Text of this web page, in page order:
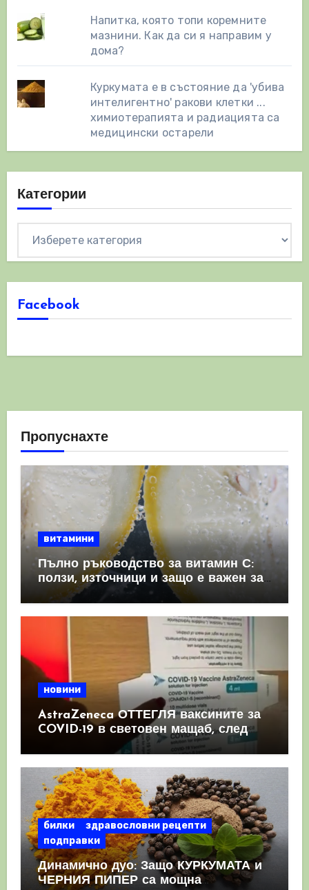
Напитка, която топи коремните
мазнини. Как да си я направим у
дома?
Куркумата е в състояние да 'убива
интелигентно' ракови клетки ...
химиотерапията и радиацията са
медицински остарели
Категории
Facebook
Пропуснахте
витамини
Пълно ръководство за витамин С:
ползи, източници и защо е важен за
имунната система
новини
AstraZeneca ОТТЕГЛЯ ваксините за
COVID-19 в световен мащаб, след
като призна, че те причиняват
билки
здравословни рецепти
подправки
Динамично дуо: Защо КУРКУМАТА и
ЧЕРНИЯ ПИПЕР са мощна